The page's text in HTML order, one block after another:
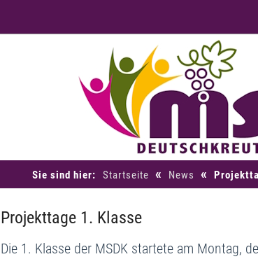
Sie sind hier: Startseite « News «
Projekttage 1. Klasse
Die 1. Klasse der MSDK startete am Montag,